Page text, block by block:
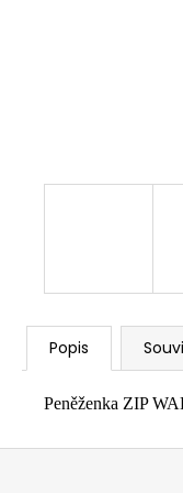
Popis
Peněženka ZIP
Z